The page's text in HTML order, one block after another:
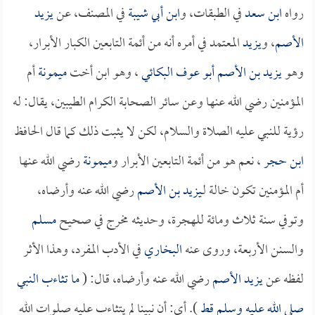
رواهابن سعدفي الطبقات، وابن أبي شيبةفي المصنف، عنيزيد
الأصم، ويزيدالمعتمد في أمره أنه من أئمة التابعين الكبار الأبرار،
وهويزيد بن الأصم أبو عوف البكائي، وهو ابن أختميمونةأم
المؤمنين رضي الله عنها وعن سائر الصحابة الكرام الطيبين، يقال: له
رؤية للنبي عليه الصلاة والسلام، لكن لا يثبت ذلك كما قال الحافظ
ابن حجر، نعم هو من أئمة التابعين الأبرار وميمونةرضي الله عنها
أم المؤمنين تكون خالة لـيزيد بن الأصمرضي الله عنه وأرضاه،
وتوفي سنة ثلاث ومائة للهجرة، وحديثه مخرج في صحيحمسلم
والسنن الأربعة، وروى عنهالبخاريفي الأدب المفرد، وهذا الأثر
لفظه عنيزيد الأصمرضي الله عنه وأرضاه، قال: (ما تثاءب النبي